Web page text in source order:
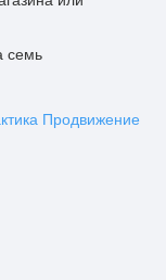
семь
Продвижение